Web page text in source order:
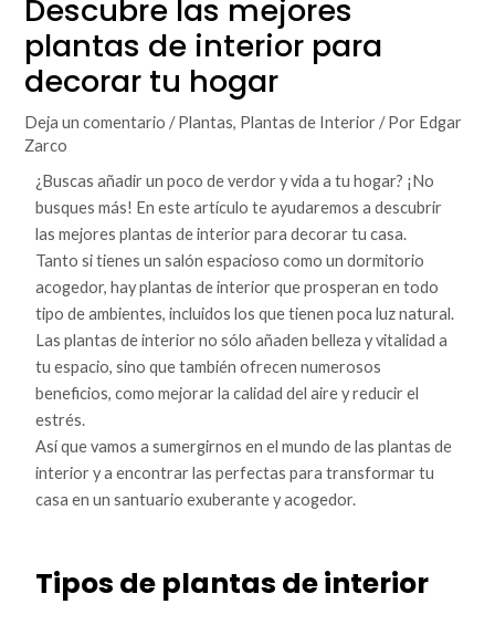
Descubre las mejores
plantas de interior para
decorar tu hogar
Deja un comentario /Plantas, Plantas de Interior/ Por Edgar
Zarco
¿Buscas añadir un poco de verdor y vida a tu hogar? ¡No
busques más! En este artículo te ayudaremos a descubrir
las mejores plantas de interior para decorar tu casa.
Tanto si tienes un salón espacioso como un dormitorio
acogedor, hay plantas de interior que prosperan en todo
tipo de ambientes, incluidos los que tienen poca luz natural.
Las plantas de interior no sólo añaden belleza y vitalidad a
tu espacio, sino que también ofrecen numerosos
beneficios, como mejorar la calidad del aire y reducir el
estrés.
Así que vamos a sumergirnos en el mundo de las plantas de
interior y a encontrar las perfectas para transformar tu
casa en un santuario exuberante y acogedor.
Tipos de plantas de interior